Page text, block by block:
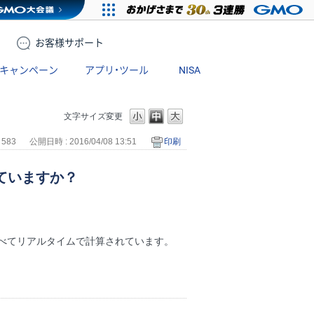
お客様サポート
キャンペーン アプリ・ツール NISA
文字サイズ変更
公開日時 : 2016/04/08 13:51 印刷
いますか？
リアルタイムで計算されています。